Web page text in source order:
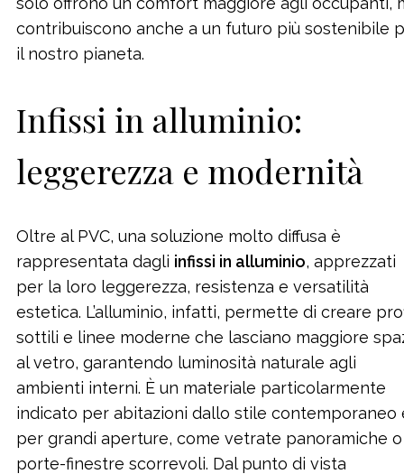
contribuiscono anche a un futuro più sostenibile
il nostro pianeta.
Infissi in alluminio:
leggerezza e modernità
Oltre al PVC, una soluzione molto diffusa è
rappresentata dagli infissi in alluminio, apprezzati
per la loro leggerezza, resistenza e versatilità
estetica. L’alluminio, infatti, permette di creare
sottili e linee moderne che lasciano maggiore
al vetro, garantendo luminosità naturale agli
ambienti interni. È un materiale particolarmente
indicato per abitazioni dallo stile contemporaneo
per grandi aperture, come vetrate panoramiche o
porte-finestre scorrevoli. Dal punto di vista